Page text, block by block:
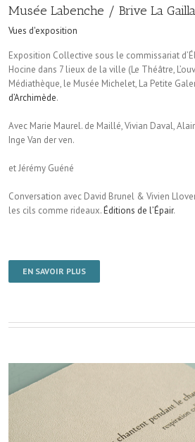
Musée Labenche / Brive La
Vues d'exposition
Exposition Collective sous le commissariat
Hocine dans 7 lieux de la ville (Le Théâtre,
Médiathèque, le Musée Michelet, La Petite
d’Archimède.
Avec Marie Maurel. de Maillé, Vivian Daval,
Inge Van der ven.
et Jérémy Guéné
Conversation avec David Brunel & Vivien
les cils comme rideaux.Éditions de l’Épair.
EN SAVOIR PLUS